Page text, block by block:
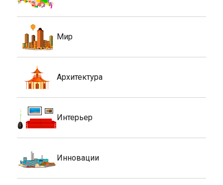
Мир
Архитектура
Интерьер
Инновации